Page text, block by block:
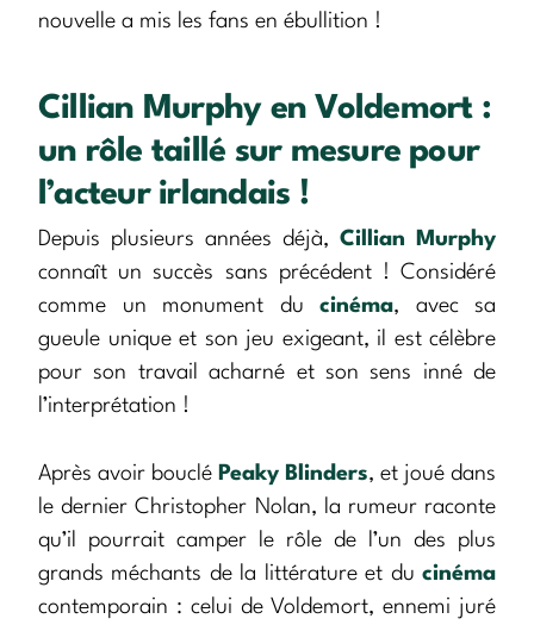
nouvelle a mis les fans en ébullition !
Cillian Murphy en Voldemort :
un rôle taillé sur mesure pour
l’acteur irlandais !
Depuis plusieurs années déjà, Cillian Murphy
connaît un succès sans précédent ! Considéré
comme un monument du cinéma, avec sa
gueule unique et son jeu exigeant, il est célèbre
pour son travail acharné et son sens inné de
l’interprétation !
Après avoir bouclé Peaky Blinders, et joué dans
le dernier Christopher Nolan, la rumeur raconte
qu’il pourrait camper le rôle de l’un des plus
grands méchants de la littérature et du cinéma
contemporain : celui de Voldemort, ennemi juré